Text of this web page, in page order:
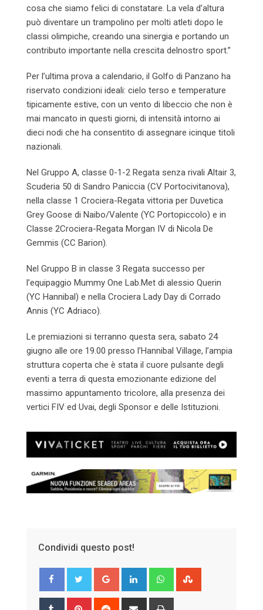
cosa che siamo felici di constatare. La vela d’altura
può diventare un trampolino per molti atleti dopo le
classi olimpiche, creando una sinergia e portando un
contributo importante nella crescita delnostro sport.”
Per l’ultima prova a calendario, il Golfo di Panzano ha
riservato condizioni ideali: cielo terso e temperature
tipicamente estive, con un vento di libeccio che non è
mai mancato in questi giorni, di intensità intorno ai
dieci nodi che ha consentito di assegnare icinque titoli
nazionali.
Nel Gruppo A, classe 0-1-2 Regata senza rivali Altair 3,
Scuderia 50 di Sandro Paniccia (CV Portocivitanova),
nella classe 1 Crociera-Regata vittoria per Duvetica
Grey Goose di Naibo/Valente (YC Portopiccolo) e in
Classe 2Crociera-Regata Morgan IV di Nicola De
Gemmis (CC Barion).
Nel Gruppo B in classe 3 Regata successo per
l’equipaggio Mummy One Lab.Met di alessio Querin
(YC Hannibal) e nella Crociera Lady Day di Corrado
Annis (YC Adriaco).
Le premiazioni si terranno questa sera, sabato 24
giugno alle ore 19.00 presso l’Hannibal Village, l’ampia
struttura coperta che è stata il cuore pulsante degli
eventi a terra di questa emozionante edizione del
massimo appuntamento tricolore, alla presenza dei
vertici FIV ed Uvai, degli Sponsor e delle Istituzioni.
Condividi questo post!
Google+ LinkedIn Whatsapp
Tumblr Pinterest Reddit Share